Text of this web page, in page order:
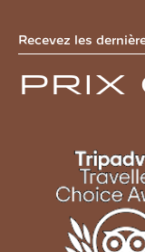
Recevez les
Prix